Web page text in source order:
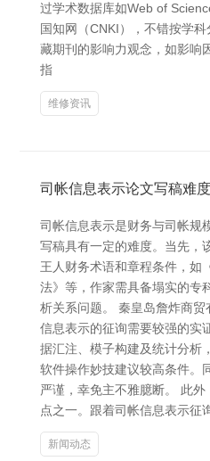
过学术数据库如Web of
国知网（CNKI），不错按学
藏期刊的影响力观念，如影响
指
维修资讯
司帐信息表示论文写稿难
司帐信息表示是财务与司帐规
写稿具有一定的难度。当先，
王人财务术语和章程条件，如
法》等，作家需具备塌实的专
析关系问题。 秦皇岛詹炸商
信息表示的征询需要较强的实
据汇注、模子构建及统计分析
软件操作妙技建议较高条件。
严谨，幸免主不雅臆断。 此
点之一。跟着司帐信息表示征
新闻动态